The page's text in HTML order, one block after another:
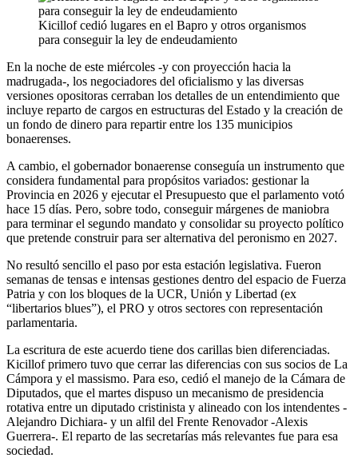
Kicillof cedió lugares en el Bapro y otros organismos
para conseguir la ley de endeudamiento
En la noche de este miércoles -y con proyección hacia la
madrugada-, los negociadores del oficialismo y las diversas
versiones opositoras cerraban los detalles de un entendimiento que
incluye reparto de cargos en estructuras del Estado y la creación de
un fondo de dinero para repartir entre los 135 municipios
bonaerenses.
A cambio, el gobernador bonaerense conseguía un instrumento que
considera fundamental para propósitos variados: gestionar la
Provincia en 2026 y ejecutar el Presupuesto que el parlamento votó
hace 15 días. Pero, sobre todo, conseguir márgenes de maniobra
para terminar el segundo mandato y consolidar su proyecto político
que pretende construir para ser alternativa del peronismo en 2027.
No resultó sencillo el paso por esta estación legislativa. Fueron
semanas de tensas e intensas gestiones dentro del espacio de Fuerza
Patria y con los bloques de la UCR, Unión y Libertad (ex
“libertarios blues”), el PRO y otros sectores con representación
parlamentaria.
La escritura de este acuerdo tiene dos carillas bien diferenciadas.
Kicillof primero tuvo que cerrar las diferencias con sus socios de La
Cámpora y el massismo. Para eso, cedió el manejo de la Cámara de
Diputados, que el martes dispuso un mecanismo de presidencia
rotativa entre un diputado cristinista y alineado con los intendentes -
Alejandro Dichiara- y un alfil del Frente Renovador -Alexis
Guerrera-. El reparto de las secretarías más relevantes fue para esa
sociedad.